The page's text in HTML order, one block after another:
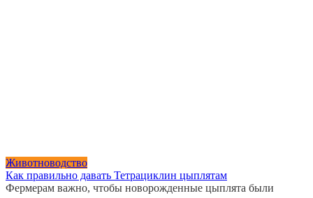
Животноводство
Как правильно давать Тетрациклин цыплятам
Фермерам важно, чтобы новорожденные цыплята были